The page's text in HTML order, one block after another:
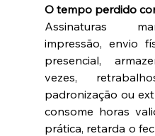
O tempo perdido
Assinaturas
impressão, envio
presencial,
vezes,
padronização ou
consome horas
prática, retarda o